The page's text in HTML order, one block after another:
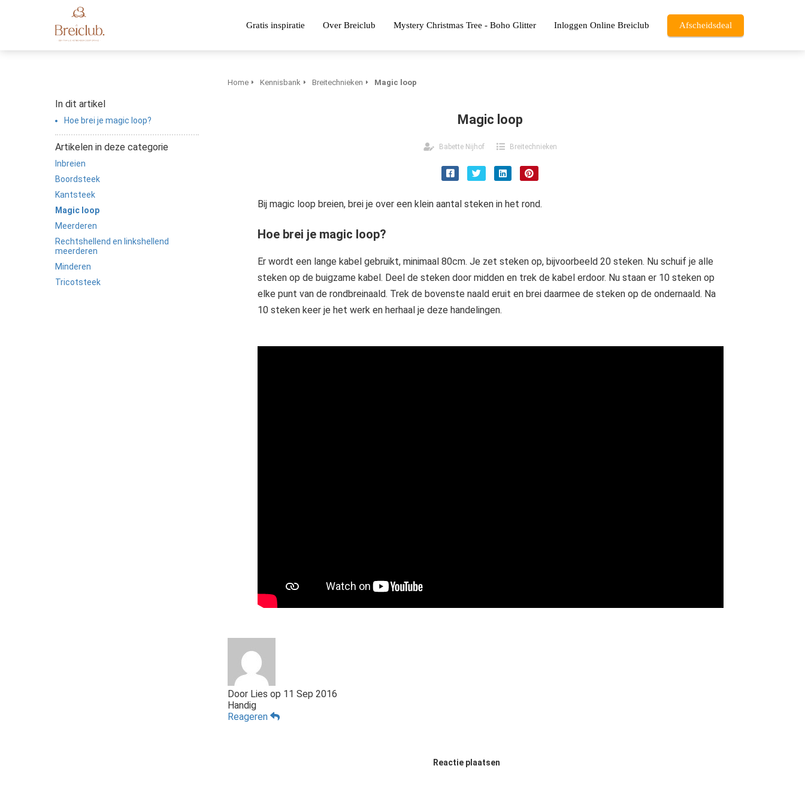
Gratis inspiratie Over Breiclub Mystery Christmas Tree - Boho Glitter Inloggen Online Breiclub Afscheidsdeal
In dit artikel
Hoe brei je magic loop?
Artikelen in deze categorie
Inbreien
Boordsteek
Kantsteek
Magic loop
Meerderen
Rechtshellend en linkshellend
meerderen
Minderen
Tricotsteek
Home Kennisbank Breitechnieken Magic loop
Magic loop
Babette Nijhof Breitechnieken
Bij magic loop breien, brei je over een klein aantal steken in het rond.
Hoe brei je magic loop?
Er wordt een lange kabel gebruikt, minimaal 80cm. Je zet steken op, bijvoorbeeld 20 steken. Nu schuif je alle
steken op de buigzame kabel. Deel de steken door midden en trek de kabel erdoor. Nu staan er 10 steken op
elke punt van de rondbreinaald. Trek de bovenste naald eruit en brei daarmee de steken op de ondernaald. Na
10 steken keer je het werk en herhaal je deze handelingen.
DoorLies op 11 Sep 2016
Handig
Reageren
Reactie plaatsen